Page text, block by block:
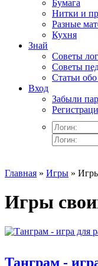
Бумага
Нитки и
Разные
Кухня
Знай
Советы
Советы
Статьи
Вход
Забыли
Главная » Игры »
Игры
Танграм -